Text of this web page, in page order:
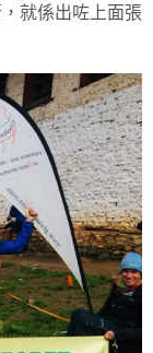
就係出咗上面張